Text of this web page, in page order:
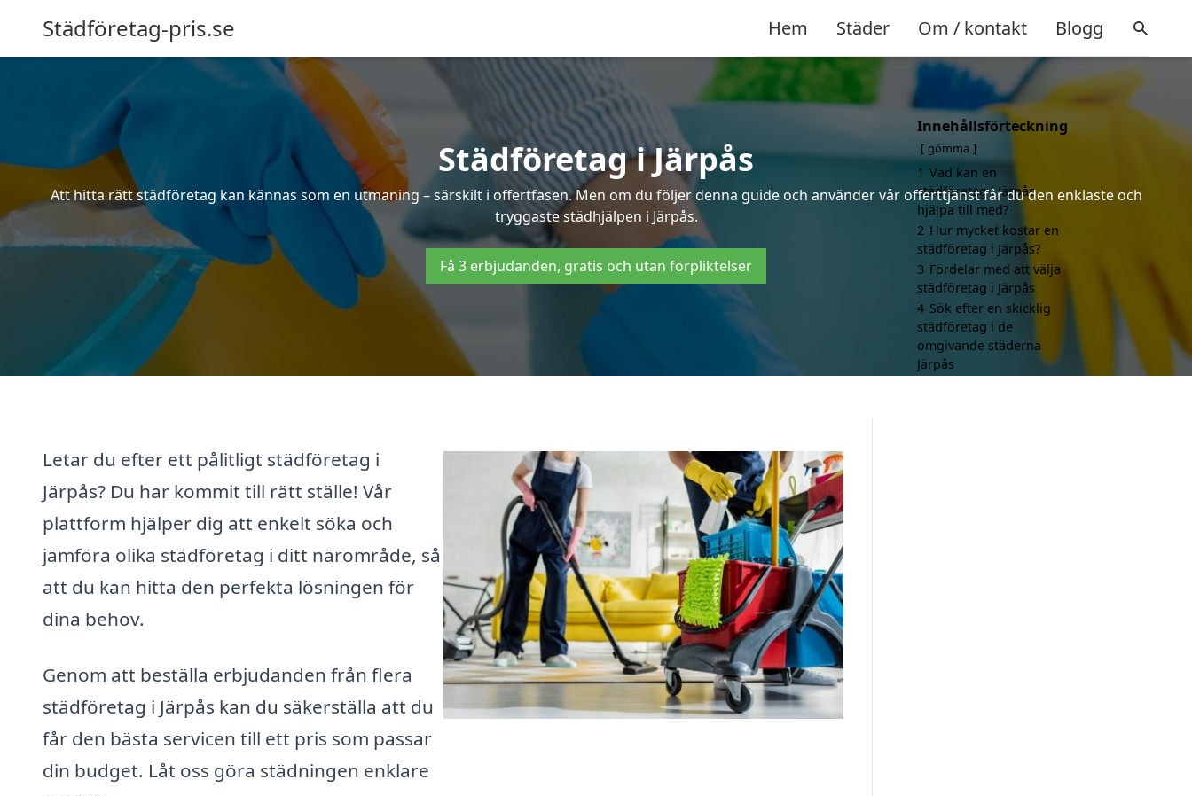
Städföretag-pris.se Hem Städer Om / kontakt Blogg
Städföretag i Järpås
Att hitta rätt städföretag kan kännas som en utmaning – särskilt i offertfasen. Men om du följer denna guide och använder vår offerttjänst får du den enklaste och
tryggaste städhjälpen i Järpås.
Få 3 erbjudanden, gratis och utan förpliktelser
Letar du efter ett pålitligt städföretag i
Järpås? Du har kommit till rätt ställe! Vår
plattform hjälper dig att enkelt söka och
jämföra olika städföretag i ditt närområde, så
att du kan hitta den perfekta lösningen för
dina behov.
Genom att beställa erbjudanden från flera
städföretag i Järpås kan du säkerställa att du
får den bästa servicen till ett pris som passar
din budget. Låt oss göra städningen enklare
Innehållsförteckning
gömma
1 Vad kan en
städföretag i Järpås
hjälpa till med?
2 Hur mycket kostar en
städföretag i Järpås?
3 Fördelar med att välja
städföretag i Järpås
4 Sök efter en skicklig
städföretag i de
omgivande städerna
Järpås